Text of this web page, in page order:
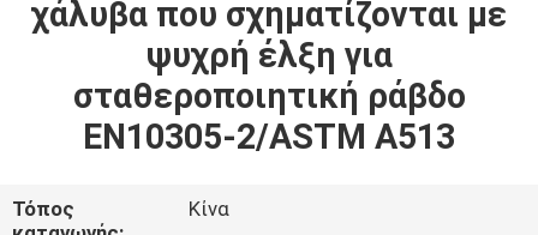
ΠΡΟΪΟΝΤΑ
ΠΕΡΙΠΟΥ
ΓΎΡΟΣ
χάλυβα που σχηματίζονται με
ψυχρή έλξη για
σταθεροποιητική ράβδο
EN10305-2/ASTM A513
Τόπος
Κίνα